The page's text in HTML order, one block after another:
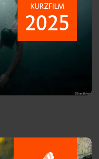
KURZFILM
2025